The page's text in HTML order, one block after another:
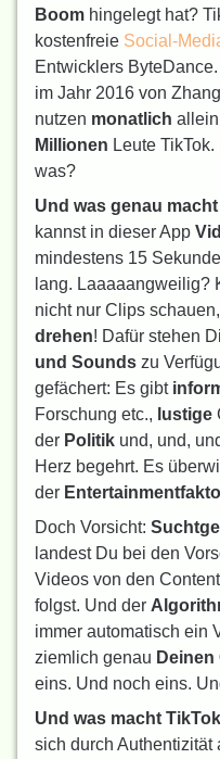
Boom hingelegt hat?
kostenfreie Social-
Entwicklers
im Jahr 2016 von
nutzen monatlich
Millionen Leute
was?
Und was genau
kannst in dieser App
mindestens 15
lang. Laaaaangweilig?
nicht nur Clips
drehen! Dafür stehen
und Sounds zu
gefächert: Es gibt
Forschung etc., lustige
der Politik und, und,
Herz begehrt. Es
der
Doch Vorsicht:
landest Du bei den
Videos von den
folgst. Und der
immer automatisch ein
ziemlich genau
eins. Und noch eins.
Und was macht
sich durch Authentizität